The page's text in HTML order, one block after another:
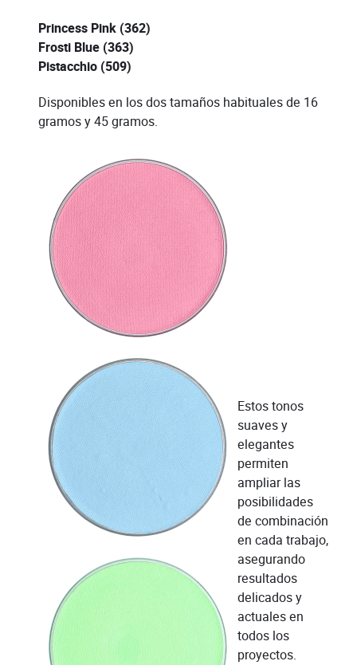
Princess Pink (362)
Frosti Blue (363)
Pistacchio (509)
Disponibles en los dos tamaños habituales de 16
gramos y 45 gramos.
Estos tonos
suaves y
elegantes
permiten
ampliar las
posibilidades
de combinación
en cada trabajo,
asegurando
resultados
delicados y
actuales en
todos los
proyectos.